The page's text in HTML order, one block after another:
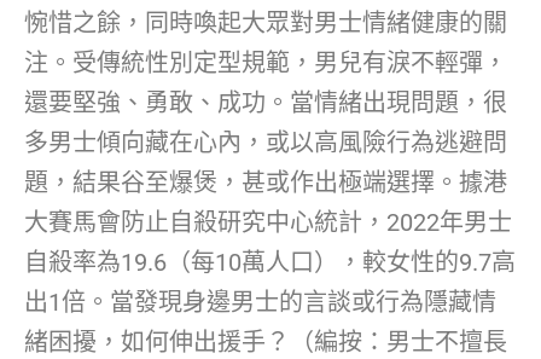
惋惜之餘，同時喚起大眾對男士情緒健康的關
注。受傳統性別定型規範，男兒有淚不輕彈，
還要堅強、勇敢、成功。當情緒出現問題，很
多男士傾向藏在心內，或以高風險行為逃避問
題，結果谷至爆煲，甚或作出極端選擇。據港
大賽馬會防止自殺研究中心統計，2022年男士
自殺率為19.6（每10萬人口），較女性的9.7高
出1倍。當發現身邊男士的言談或行為隱藏情
緒困擾，如何伸出援手？（編按：男士不擅長